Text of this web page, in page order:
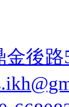
後路